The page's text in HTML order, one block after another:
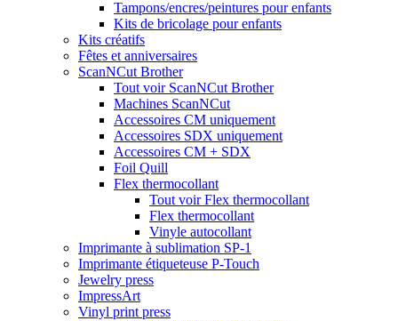
Tampons/encres/peintures pour enfants
Kits de bricolage pour enfants
Kits créatifs
Fêtes et anniversaires
ScanNCut Brother
Tout voir ScanNCut Brother
Machines ScanNCut
Accessoires CM uniquement
Accessoires SDX uniquement
Accessoires CM + SDX
Foil Quill
Flex thermocollant
Tout voir Flex thermocollant
Flex thermocollant
Vinyle autocollant
Imprimante à sublimation SP-1
Imprimante étiqueteuse P-Touch
Jewelry press
ImpressArt
Vinyl print press